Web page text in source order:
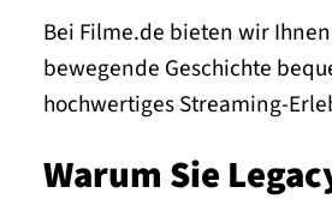
Bei Filme.de bieten wir
bewegende Geschichte
hochwertiges Streaming-
Warum Sie